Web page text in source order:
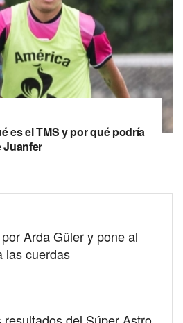
es el TMS y por qué podría
Juanfer
Arda Güler y pone al
las cuerdas